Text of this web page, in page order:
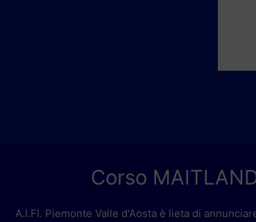
Corso
A.I.FI. Piemonte Valle d'Aosta è lieta di